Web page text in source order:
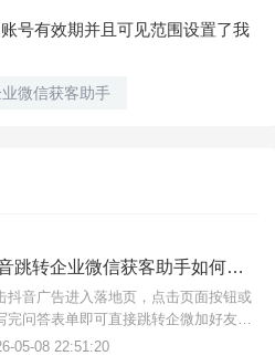
号有效期并且可见范围设置了我
微信获客助手
抖音跳转企业微信获客助手如何搭建落地页？
抖音广告进入落地页，点击页面按钮或
完问答表单即可直接跳转企微加好友页
这样的广告引流方案是如何实现的？其
05-08 22:51:20